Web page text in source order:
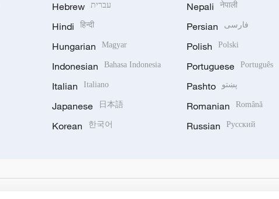
Hebrew עברית
Hindi हिन्दी
Hungarian Magyar
Indonesian Bahasa Indonesia
Italian Italiano
Japanese 日本語
Korean 한국어
Nepali नेपाली
Persian فارسی
Polish Polski
Portuguese Português
Pashto پښتو
Romanian Română
Russian Русский